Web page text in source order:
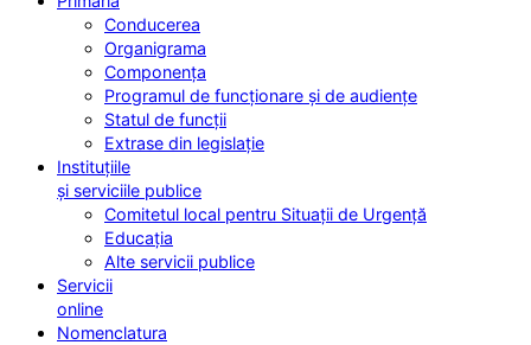
Conducerea
Organigrama
Componența
Programul de funcționare și de audiențe
Statul de funcții
Extrase din legislație
Instituțiile
și serviciile publice
Comitetul local pentru Situații de Urgență
Educația
Alte servicii publice
Servicii
online
Nomenclatura